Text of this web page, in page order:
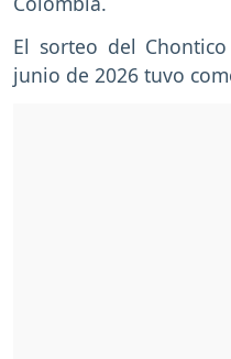
El sorteo del
junio de 2026 tuvo